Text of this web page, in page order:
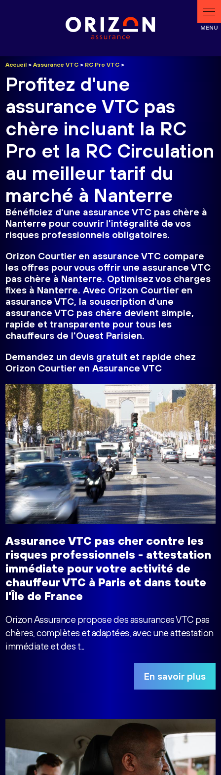
Accueil >Assurance VTC > RC Pro VTC >
Profitez d'une
assurance VTC pas
chère incluant la RC
Pro et la RC Circulation
au meilleur tarif du
marché à Nanterre
Bénéficiez d'une assurance VTC pas chère à
Nanterre pour couvrir l'intégralité de vos
risques professionnels obligatoires.
Orizon Courtier en assurance VTC compare
les offres pour vous offrir une assurance VTC
pas chère à Nanterre. Optimisez vos charges
fixes à Nanterre. Avec Orizon Courtier en
assurance VTC, la souscription d'une
assurance VTC pas chère devient simple,
rapide et transparente pour tous les
chauffeurs de l'Ouest Parisien.
Demandez un devis gratuit et rapide chez
Orizon Courtier en Assurance VTC
Assurance VTC pas cher contre les
risques professionnels - attestation
immédiate pour votre activité de
chauffeur VTC à Paris et dans toute
l'Île de France
Orizon Assurance propose des assurances VTC pas
chères, complètes et adaptées, avec une attestation
immédiate et des t...
En savoir plus